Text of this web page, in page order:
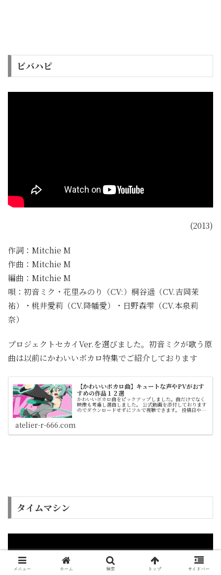
ビバハピ
(2013)
作詞：Mitchie M
作曲：Mitchie M
編曲：Mitchie M
唄：初音ミク・花里みのり（CV:）桐谷遥（CV.吉岡茉
祐）・桃井愛莉（CV.降幡愛）・日野森雫（CV.本泉莉
奈）
プロジェクトセカイVer.を選びました。初音ミクが歌う原
曲は以前にかわいいボカロ特集でご紹介しております
【かわいいボカロ曲】キュートな声やPVがおす
すめの作品１２選
かわいいボカロ曲をピックアップしました。曲だけでなく
映像も考慮し選曲しました。 公式動画を添付しております
のでダウンロードせずにフルで視聴できます。 投稿日や曲
atelier-r-666.com
タイムマシン
メニュー ホーム 検索 トップ サイドバー